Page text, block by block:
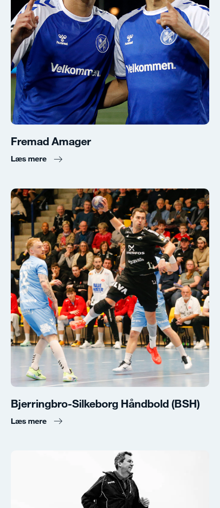
Fremad Amager
Læs mere
Bjerringbro-Silkeborg Håndbold (BSH)
Læs mere